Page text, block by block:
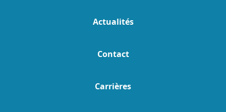
Actualités
Contact
Carrières